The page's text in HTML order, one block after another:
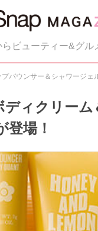
ビューティー&グ
バウンサー＆シャワージェ
ィクリーム
場！